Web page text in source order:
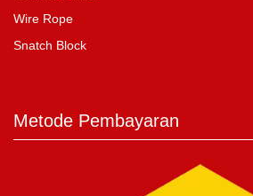
Wire Rope
Snatch Block
Metode Pembayaran